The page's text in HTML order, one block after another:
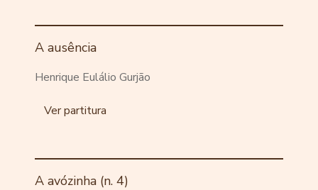
A ausência
Henrique Eulálio Gurjão
Ver partitura
A avózinha (n. 4)